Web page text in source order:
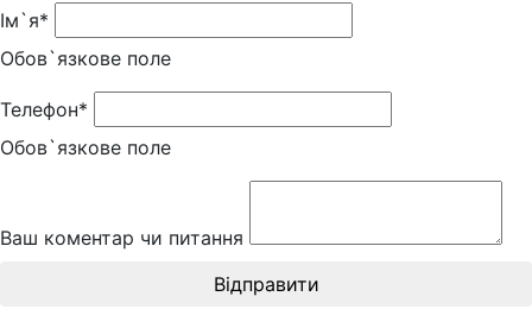
Ім`я*
Обов`язкове поле
Телефон*
Обов`язкове поле
Ваш коментар чи питання
Відправити